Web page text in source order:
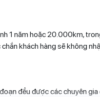
1 năm hoặc 20.000km,
khách hàng sẽ không
đều được các chuyên